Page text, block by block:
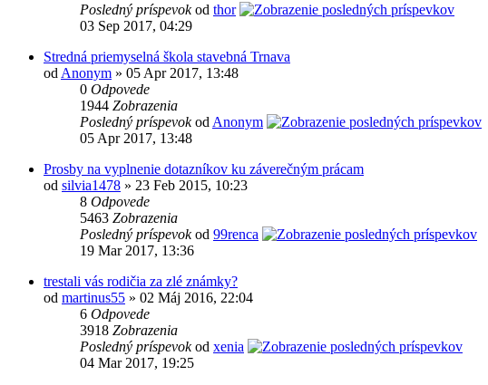
Posledný príspevokod thor
03 Sep 2017, 04:29
Stredná priemyselná škola stavebná Trnava
odAnonym » 05 Apr 2017, 13:48
0 Odpovede
1944 Zobrazenia
Posledný príspevokodAnonym
05 Apr 2017, 13:48
Prosby na vyplnenie dotazníkov ku záverečným prácam
od silvia1478 » 23 Feb 2015, 10:23
8 Odpovede
5463 Zobrazenia
Posledný príspevokod 99renca
19 Mar 2017, 13:36
trestali vás rodičia za zlé známky?
od martinus55 » 02 Máj 2016, 22:04
6 Odpovede
3918 Zobrazenia
Posledný príspevokod xenia
04 Mar 2017, 19:25